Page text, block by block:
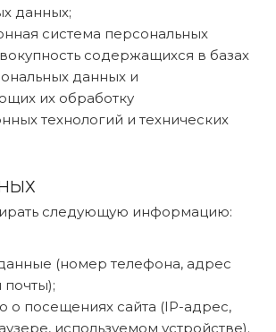
данных;
система персональных
содержащихся в базах
данных и
их обработку
технологий и технических
следующую информацию:
(номер телефона, адрес
посещениях сайта (IP-адрес,
используемом устройстве).